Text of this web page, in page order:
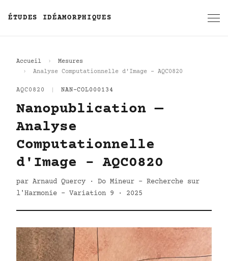
ÉTUDES IDÉAMORPHIQUES
Accueil
Mesures
Analyse Computationnelle d'Image - AQC0820
AQC0820 NAN-COL000134
Nanopublication —
Analyse
Computationnelle
d'Image - AQC0820
par Arnaud Quercy · Do Mineur - Recherche sur
l'Harmonie - Variation 9 · 2025